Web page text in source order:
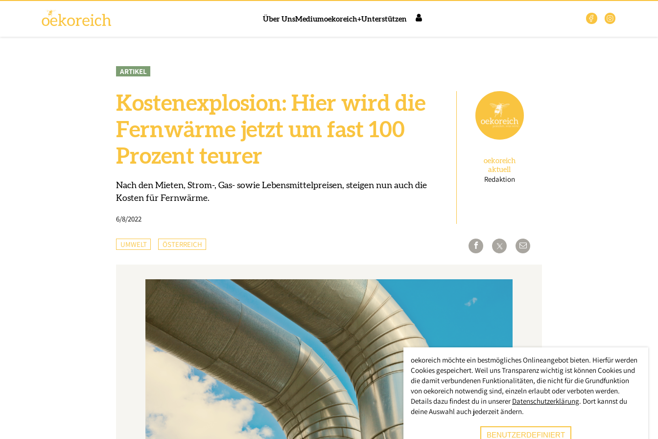
Über UnsMediumoekoreich+Unterstützen
ARTIKEL
Kostenexplosion: Hier wird die
Fernwärme jetzt um fast 100
Prozent teurer
Nach den Mieten, Strom-, Gas- sowie Lebensmittelpreisen, steigen nun auch die
Kosten für Fernwärme.
6/8/2022
oekoreich
aktuell
Redaktion
UMWELT ÖSTERREICH
oekoreich möchte ein bestmögliches Onlineangebot bieten. Hierfür werden
Cookies gespeichert. Weil uns Transparenz wichtig ist können Cookies und
die damit verbundenen Funktionalitäten, die nicht für die Grundfunktion
von oekoreich notwendig sind, einzeln erlaubt oder verboten werden.
Details dazu findest du in unserer Datenschutzerklärung. Dort kannst du
deine Auswahl auch jederzeit ändern.
BENUTZERDEFINIERT